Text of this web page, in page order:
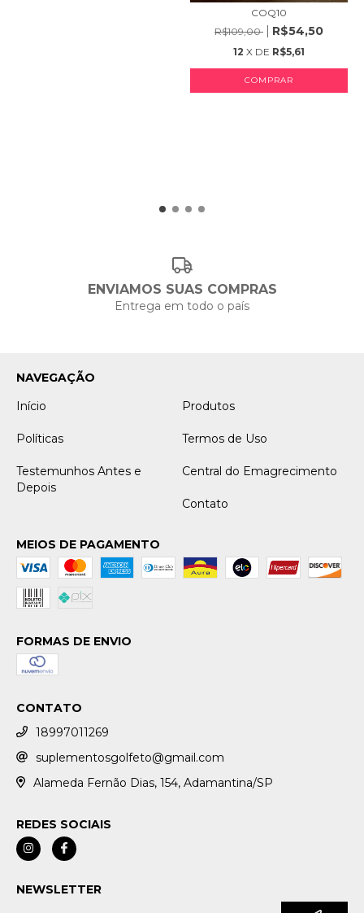
COQ10
R$109,00
R$54,50
12 X DE R$5,61
ENVIAMOS SUAS COMPRAS
Entrega em todo o país
NAVEGAÇÃO
Início
Produtos
Políticas Termos de Uso
Testemunhos Antes e
Depois
Central do Emagrecimento
Contato
MEIOS DE PAGAMENTO
FORMAS DE ENVIO
CONTATO
18997011269
suplementosgolfeto@gmail.com
Alameda Fernão Dias, 154, Adamantina/SP
REDES SOCIAIS
NEWSLETTER